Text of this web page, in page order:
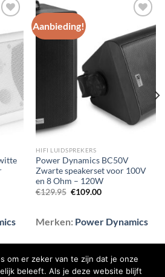
Aanbieding!
Toevoegen
aan
wenslijst
HIFI LUIDSPREKERS
Power Dynamics BC50V
Zwarte speakerset voor 100V
en 8 Ohm – 120W
€129.95 Oorspronkelijke
€109.00Huidige
Merken: Power Dynamics
om er zeker van te zijn dat je onze
beleeft. Als je deze website blijft